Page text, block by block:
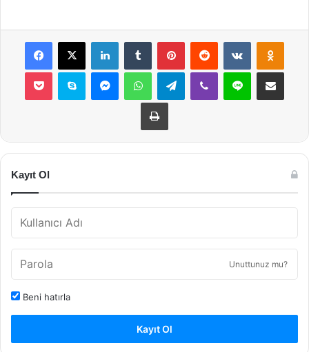
Facebook
X LinkedInTumblr PinterestReddit VKontakte
Pocket Skype MessengerWhatsAppTelegramViber Line E-Posta ile
Yazdır
Kayıt Ol
Unuttunuz mu?
Beni hatırla
Kayıt Ol